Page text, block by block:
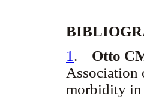
1 . Otto
Association
morbidity in